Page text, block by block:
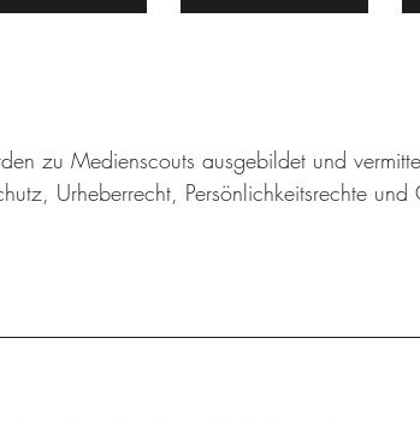
zu Medienscouts ausgebildet und
Urheberrecht, Persönlichkeitsrechte